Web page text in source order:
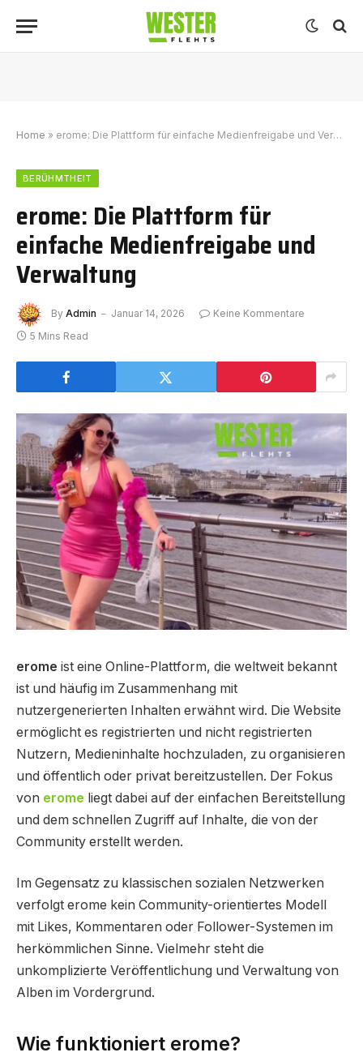
Home » erome: Die Plattform für einfache Medienfreigabe und Verwaltung
BERÜHMTHEIT
erome: Die Plattform für
einfache Medienfreigabe und
Verwaltung
By Admin Januar 14, 2026
Keine Kommentare
5 Mins Read
erome ist eine Online-Plattform, die weltweit bekannt
ist und häufig im Zusammenhang mit
nutzergenerierten Inhalten erwähnt wird. Die Website
ermöglicht es registrierten und nicht registrierten
Nutzern, Medieninhalte hochzuladen, zu organisieren
und öffentlich oder privat bereitzustellen. Der Fokus
von erome liegt dabei auf der einfachen Bereitstellung
und dem schnellen Zugriff auf Inhalte, die von der
Community erstellt werden.
Im Gegensatz zu klassischen sozialen Netzwerken
verfolgt erome kein Community-orientiertes Modell
mit Likes, Kommentaren oder Follower-Systemen im
herkömmlichen Sinne. Vielmehr steht die
unkomplizierte Veröffentlichung und Verwaltung von
Alben im Vordergrund.
Wie funktioniert erome?